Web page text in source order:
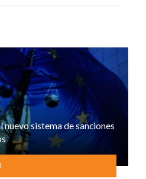
nuevo sistema de sanciones